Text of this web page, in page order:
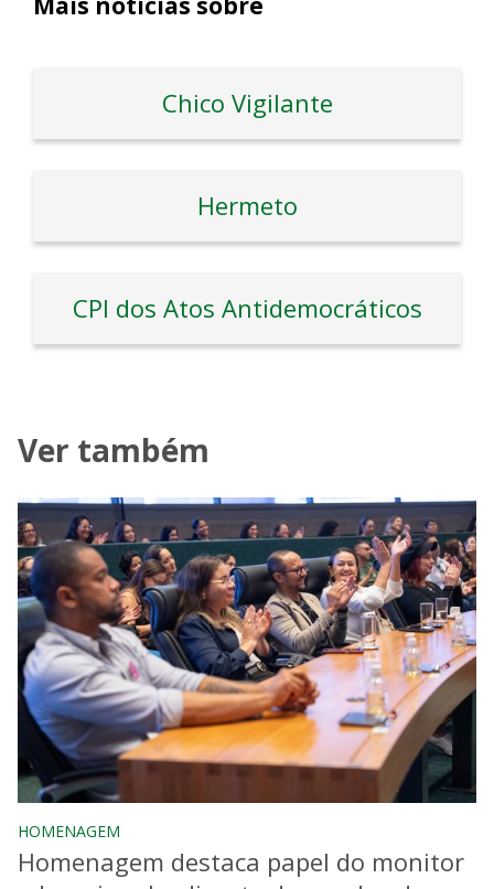
Chico Vigilante
Hermeto
CPI dos Atos Antidemocráticos
Ver também
HOMENAGEM
Homenagem destaca papel do monitor